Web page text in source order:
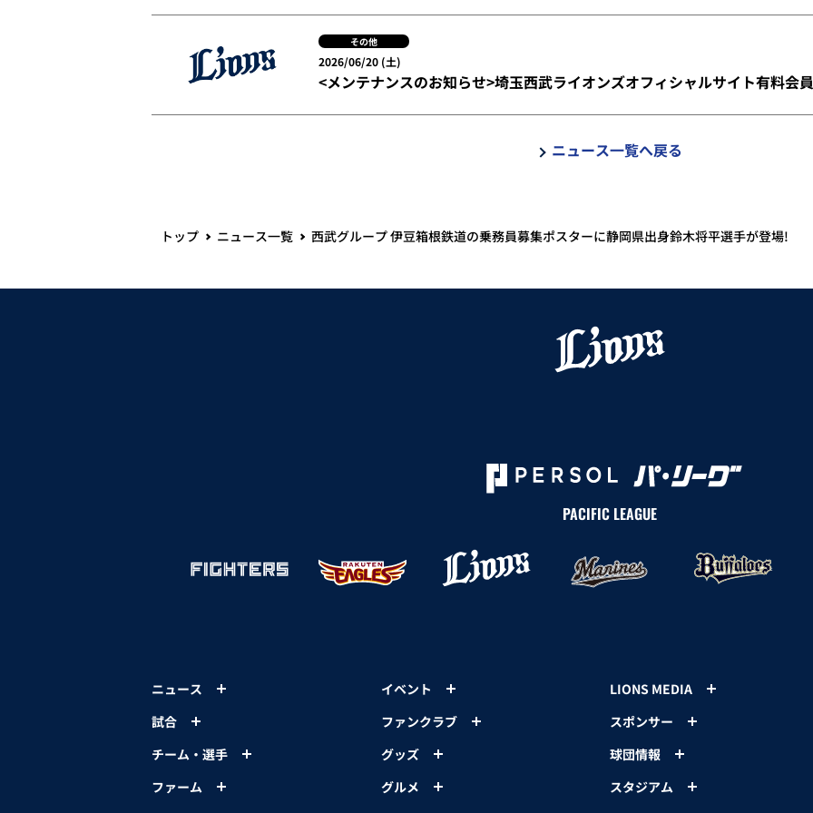
その他
2026/06/20 (土)
<メンテナンスのお知らせ>埼玉西武ライオンズオフィシャルサイト有料会
ニュース一覧へ戻る
トップ ニュース一覧 西武グループ 伊豆箱根鉄道の乗務員募集ポスターに静岡県出身鈴木将平選手が登場!
PACIFIC LEAGUE
ニュース
試合
チーム・選手
ファーム
イベント
ファンクラブ
グッズ
グルメ
LIONS MEDIA
スポンサー
球団情報
スタジアム